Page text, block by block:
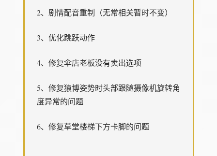
2、剧情配音重制（无常相关暂时不变）
3、优化跳跃动作
4、修复伞店老板没有卖出选项
5、修复猿博姿势时头部跟随摄像机旋转角
度异常的问题
6、修复草堂楼梯下方卡脚的问题